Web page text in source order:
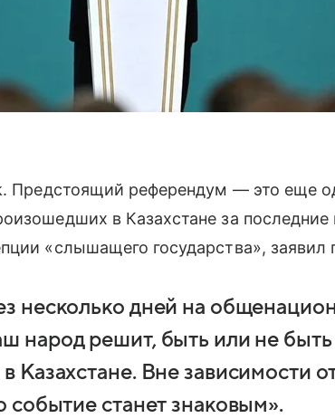
референдум — это еще
в Казахстане за последние
«слышащего государства», заявил
несколько дней на
народ решит, быть или не
Казахстане. Вне зависимости
событие станет знаковым».